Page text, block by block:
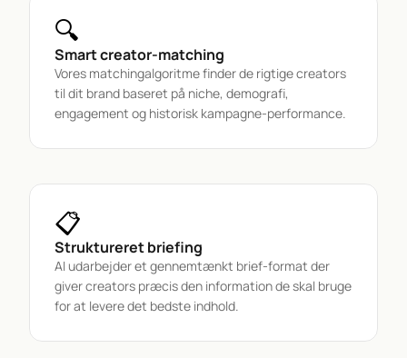
🔍
Smart creator-matching
Vores matchingalgoritme finder de rigtige creators
til dit brand baseret på niche, demografi,
engagement og historisk kampagne-performance.
📋
Struktureret briefing
AI udarbejder et gennemtænkt brief-format der
giver creators præcis den information de skal bruge
for at levere det bedste indhold.